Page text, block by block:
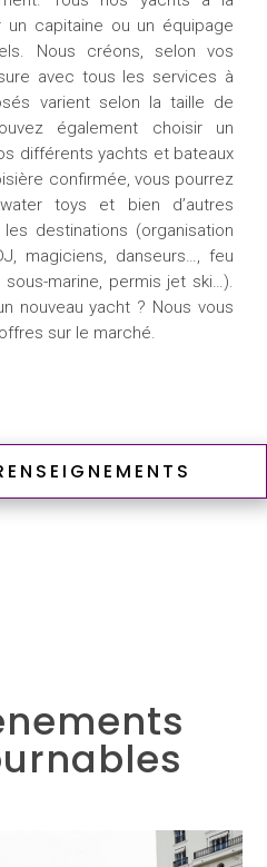
capitaine ou un équipage
Nous créons, selon vos
avec tous les services à
varient selon la taille de
également choisir un
différents yachts et bateaux
confirmée, vous pourrez
toys et bien d’autres
destinations (organisation
magiciens, danseurs…, feu
marine, permis jet ski…).
nouveau yacht ? Nous vous
sur le marché.